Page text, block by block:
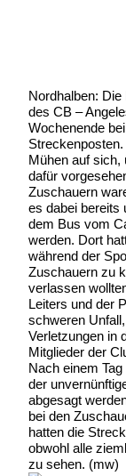
Nordhalben:
des CB –
Wochenende
Mühen auf sich,
dafür
Zuschauern
es dabei bereits
dem Bus vom
werden. Dort
während der
Zuschauern zu
verlassen
Leiters und der
schweren
Verletzungen in
Mitglieder der
Nach einem
der
abgesagt
bei den
hatten die
obwohl alle
zu sehen. (mw)